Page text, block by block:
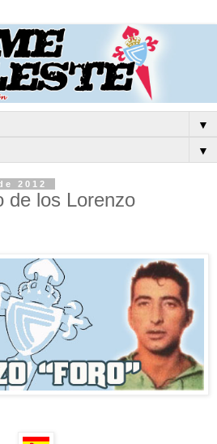
▼
▼
2012
de los Lorenzo